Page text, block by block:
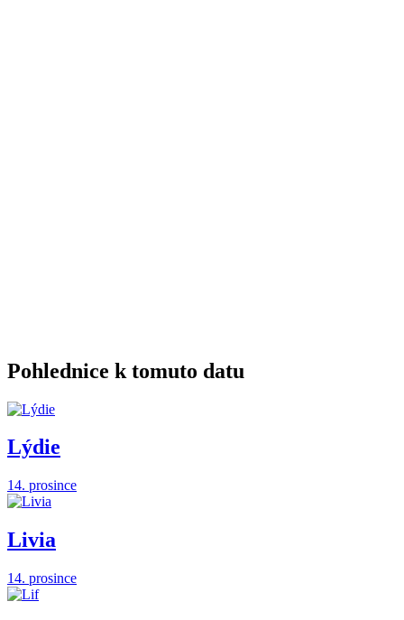
Pohlednice k tomuto datu
Lýdie
14. prosince
Livia
14. prosince